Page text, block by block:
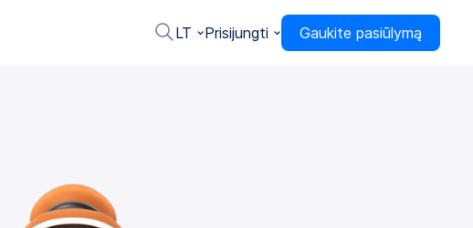
LT Prisijungti Gaukite pasiūlymą